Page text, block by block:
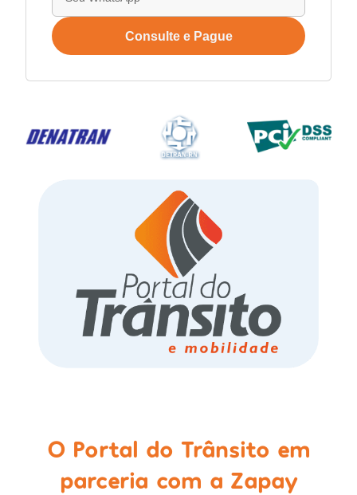
Consulte e Pague
O Portal do Trânsito em
parceria com a Zapay